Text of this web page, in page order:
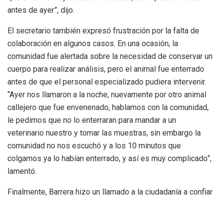
antes de ayer”, dijo.
El secretario también expresó frustración por la falta de
colaboración en algunos casos. En una ocasión, la
comunidad fue alertada sobre la necesidad de conservar un
cuerpo para realizar análisis, pero el animal fue enterrado
antes de que el personal especializado pudiera intervenir.
“Ayer nos llamaron a la noche, nuevamente por otro animal
callejero que fue envenenado, hablamos con la comunidad,
le pedimos que no lo enterraran para mandar a un
veterinario nuestro y tomar las muestras, sin embargo la
comunidad no nos escuchó y a los 10 minutos que
colgamos ya lo habían enterrado, y así es muy complicado”,
lamentó.
Finalmente, Barrera hizo un llamado a la ciudadanía a confiar